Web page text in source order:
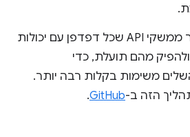
המטרה שלנו היא ליצור ממשקי API שכל דפדפן עם יכולות
מהם תועלת, כדי
משימות בקלות רבה יותר.
הזה ב-GitHub
.